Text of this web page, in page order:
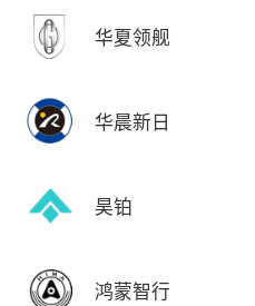
华夏领舰
华晨新日
昊铂
鸿蒙智行